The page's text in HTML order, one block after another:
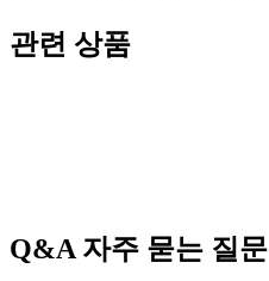
관련 상품
Q&A 자주 묻는 질문